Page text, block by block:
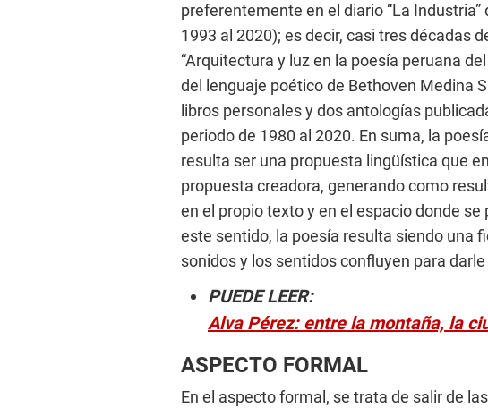
preferentemente en el diario “La
1993 al 2020); es decir, casi tres décadas
“Arquitectura y luz en la poesía peruana
del lenguaje poético de Bethoven Medina
libros personales y dos antologías
periodo de 1980 al 2020. En suma, la
resulta ser una propuesta lingüística que
propuesta creadora, generando como
en el propio texto y en el espacio donde
este sentido, la poesía resulta siendo una
sonidos y los sentidos confluyen para
PUEDE LEER:
Alva Pérez: entre la montaña, la
ASPECTO FORMAL
En el aspecto formal, se trata de salir de